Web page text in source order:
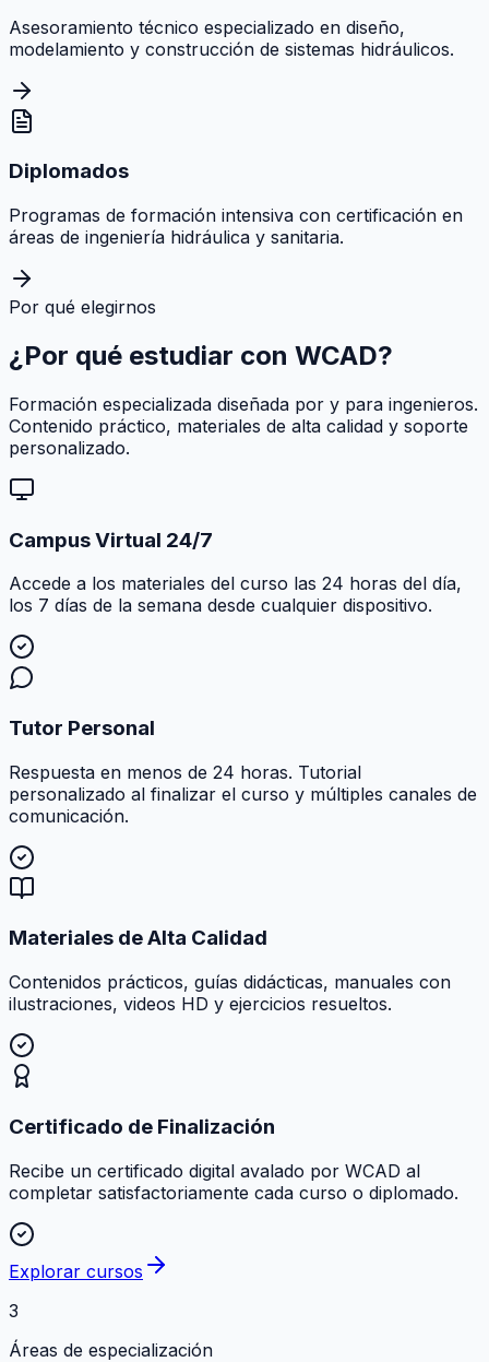
Asesoramiento técnico especializado en diseño,
modelamiento y construcción de sistemas hidráulicos.
Diplomados
Programas de formación intensiva con certificación en
áreas de ingeniería hidráulica y sanitaria.
Por qué elegirnos
¿Por qué estudiar con WCAD?
Formación especializada diseñada por y para ingenieros.
Contenido práctico, materiales de alta calidad y soporte
personalizado.
Campus Virtual 24/7
Accede a los materiales del curso las 24 horas del día,
los 7 días de la semana desde cualquier dispositivo.
Tutor Personal
Respuesta en menos de 24 horas. Tutorial
personalizado al finalizar el curso y múltiples canales de
comunicación.
Materiales de Alta Calidad
Contenidos prácticos, guías didácticas, manuales con
ilustraciones, videos HD y ejercicios resueltos.
Certificado de Finalización
Recibe un certificado digital avalado por WCAD al
completar satisfactoriamente cada curso o diplomado.
Explorar cursos
3
Áreas de especialización